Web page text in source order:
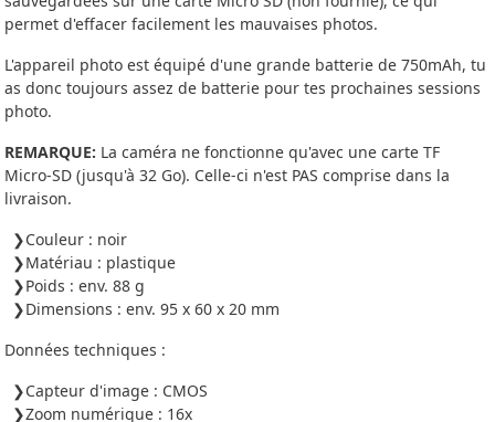
permet d'effacer facilement les mauvaises photos.
L'appareil photo est équipé d'une grande batterie de 750mAh, tu
as donc toujours assez de batterie pour tes prochaines sessions
photo.
REMARQUE: La caméra ne fonctionne qu'avec une carte TF
Micro-SD (jusqu'à 32 Go). Celle-ci n'est PAS comprise dans la
livraison.
Couleur : noir
Matériau : plastique
Poids : env. 88 g
Dimensions : env. 95 x 60 x 20 mm
Données techniques :
Capteur d'image : CMOS
Zoom numérique : 16x